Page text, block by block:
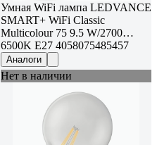
Умная WiFi лампа LEDVANCE
SMART+ WiFi Classic
Multicolour 75 9.5 W/2700…
6500K E27 4058075485457
Аналоги
Нет в наличии